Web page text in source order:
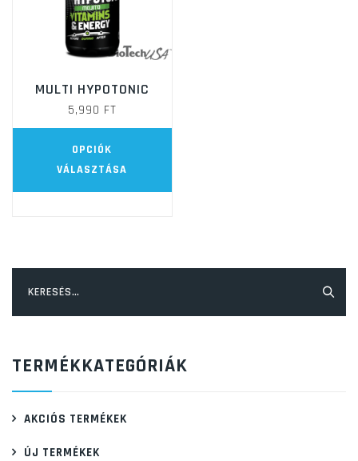
MULTI HYPOTONIC
5,990 FT
OPCIÓK
VÁLASZTÁSA
A
a
választhatók
TERMÉKKATEGÓRIÁK
AKCIÓS TERMÉKEK
ÚJ TERMÉKEK